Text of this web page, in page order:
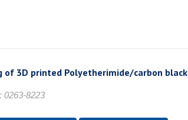
of 3D printed Polyetherimide/carbon black
0263-8223